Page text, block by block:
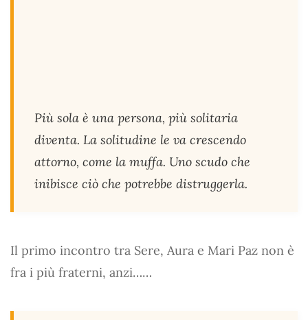
Più sola è una persona, più solitaria
diventa. La solitudine le va crescendo
attorno, come la muffa. Uno scudo che
inibisce ciò che potrebbe distruggerla.
Il primo incontro tra Sere, Aura e Mari Paz non è
fra i più fraterni, anzi……